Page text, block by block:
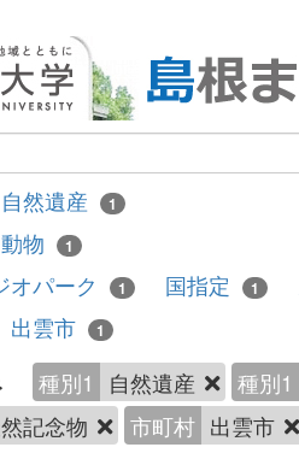
自然遺産 1
動物 1
オパーク 1 国指定 1
出雲市 1
種別1 自然遺産
種別1
記念物 市町村 出雲市